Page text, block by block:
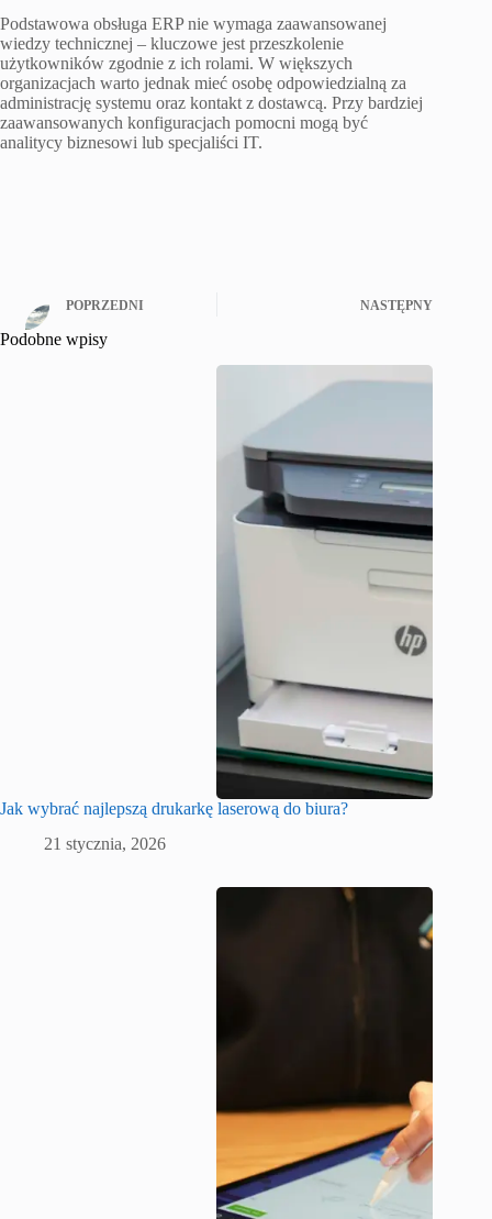
Podstawowa obsługa ERP nie wymaga zaawansowanej
wiedzy technicznej – kluczowe jest przeszkolenie
użytkowników zgodnie z ich rolami. W większych
organizacjach warto jednak mieć osobę odpowiedzialną za
administrację systemu oraz kontakt z dostawcą. Przy bardziej
zaawansowanych konfiguracjach pomocni mogą być
analitycy biznesowi lub specjaliści IT.
POPRZEDNI NASTĘPNY
Podobne wpisy
Jak wybrać najlepszą drukarkę laserową do biura?
21 stycznia, 2026